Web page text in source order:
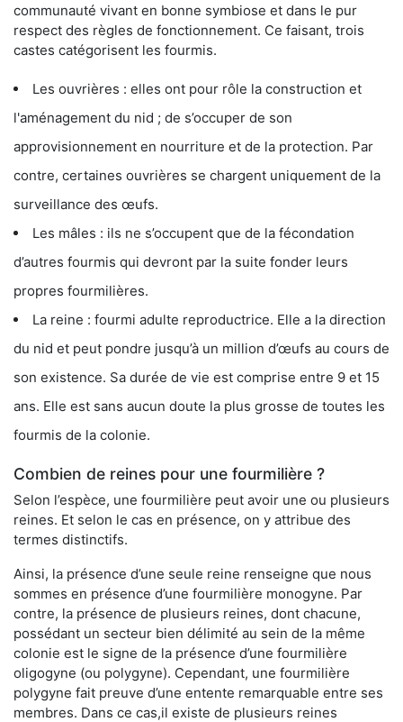
communauté vivant en bonne symbiose et dans le pur
respect des règles de fonctionnement. Ce faisant, trois
castes catégorisent les fourmis.
Les ouvrières : elles ont pour rôle la construction et
l'aménagement du nid ; de s’occuper de son
approvisionnement en nourriture et de la protection. Par
contre, certaines ouvrières se chargent uniquement de la
surveillance des œufs.
Les mâles : ils ne s’occupent que de la fécondation
d’autres fourmis qui devront par la suite fonder leurs
propres fourmilières.
La reine : fourmi adulte reproductrice. Elle a la direction
du nid et peut pondre jusqu’à un million d’œufs au cours de
son existence. Sa durée de vie est comprise entre 9 et 15
ans. Elle est sans aucun doute la plus grosse de toutes les
fourmis de la colonie.
Combien de reines pour une fourmilière ?
Selon l’espèce, une fourmilière peut avoir une ou plusieurs
reines. Et selon le cas en présence, on y attribue des
termes distinctifs.
Ainsi, la présence d’une seule reine renseigne que nous
sommes en présence d’une fourmilière monogyne. Par
contre, la présence de plusieurs reines, dont chacune,
possédant un secteur bien délimité au sein de la même
colonie est le signe de la présence d’une fourmilière
oligogyne (ou polygyne). Cependant, une fourmilière
polygyne fait preuve d’une entente remarquable entre ses
membres. Dans ce cas,il existe de plusieurs reines